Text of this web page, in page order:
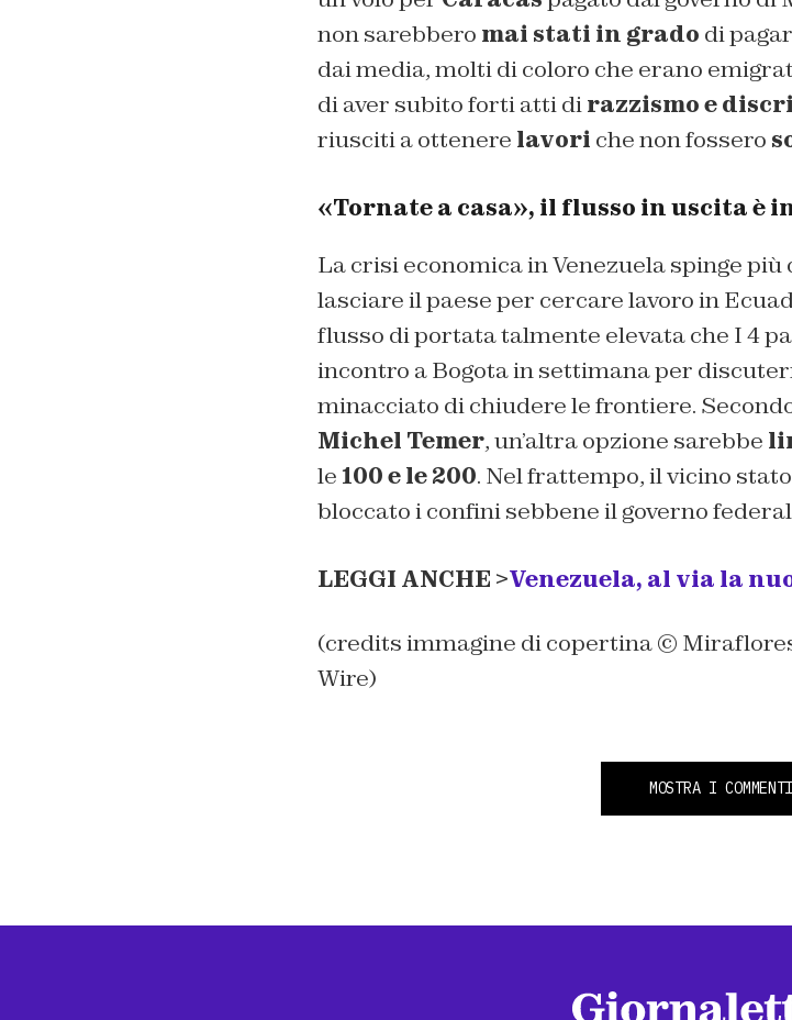
non sarebbero mai stati in grado di
dai media, molti di coloro che erano
di aver subito forti atti dirazzismo e
riusciti a ottenere lavori che non fossero
«Tornate a casa», il flusso in uscita è
La crisi economica in Venezuela spinge più
lasciare il paese per cercare lavoro in
flusso di portata talmente elevata che I 4
incontro a Bogota in settimana per
minacciato di chiudere le frontiere.
Michel Temer, un’altra opzione sarebbe
le 100 e le 200. Nel frattempo, il vicino stato
bloccato i confini sebbene il governo
LEGGI ANCHE >Venezuela, al via la
(credits immagine di copertina ©
Wire)
MOSTRA I COMMENTI